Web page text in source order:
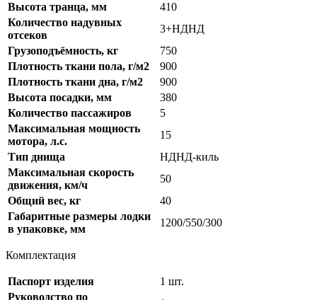
Высота транца, мм
410
Количество надувных
отсеков
3+НДНД
Грузоподъёмность, кг
750
Плотность ткани пола, г/м2
900
Плотность ткани дна, г/м2
900
Высота посадки, мм
380
Количество пассажиров
5
Максимальная мощность
мотора, л.с.
15
Тип днища
НДНД-киль
Максимальная скорость
движения, км/ч
50
Общий вес, кг
40
Габаритные размеры лодки
в упаковке, мм
1200/550/300
Комплектация
Паспорт изделия
1 шт.
Руководство по